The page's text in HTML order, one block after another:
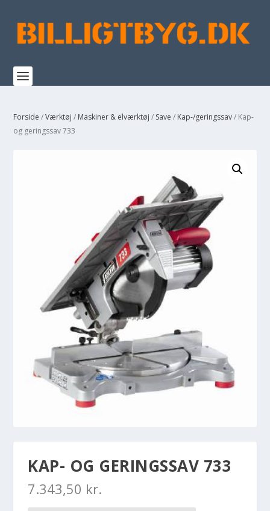
Forside /Værktøj / Maskiner & elværktøj / Save / Kap-/geringssav/ Kap-
og geringssav 733
KAP- OG GERINGSSAV 733
7.343,50 kr.